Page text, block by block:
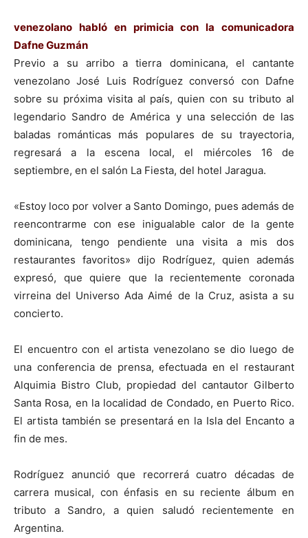
venezolano habló en primicia con la comunicadora
Dafne Guzmán
Previo a su arribo a tierra dominicana, el cantante
venezolano José Luis Rodríguez conversó con Dafne
sobre su próxima visita al país, quien con su tributo al
legendario Sandro de América y una selección de las
baladas románticas más populares de su trayectoria,
regresará a la escena local, el miércoles 16 de
septiembre, en el salón La Fiesta, del hotel Jaragua.
«Estoy loco por volver a Santo Domingo, pues además de
reencontrarme con ese inigualable calor de la gente
dominicana, tengo pendiente una visita a mis dos
restaurantes favoritos» dijo Rodríguez, quien además
expresó, que quiere que la recientemente coronada
virreina del Universo Ada Aimé de la Cruz, asista a su
concierto.
El encuentro con el artista venezolano se dio luego de
una conferencia de prensa, efectuada en el restaurant
Alquimia Bistro Club, propiedad del cantautor Gilberto
Santa Rosa, en la localidad de Condado, en Puerto Rico.
El artista también se presentará en la Isla del Encanto a
fin de mes.
Rodríguez anunció que recorrerá cuatro décadas de
carrera musical, con énfasis en su reciente álbum en
tributo a Sandro, a quien saludó recientemente en
Argentina.